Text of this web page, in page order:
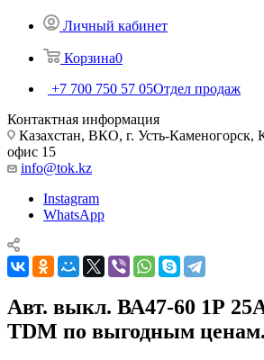
Личный кабинет
Корзина0
+7 700 750 57 05Отдел продаж
Контактная информация
Казахстан, ВКО, г. Усть-Каменогорск,
офис 15
info@tok.kz
Instagram
WhatsApp
Авт. выкл. ВА47-60 1Р
TDM по выгодным ценам.